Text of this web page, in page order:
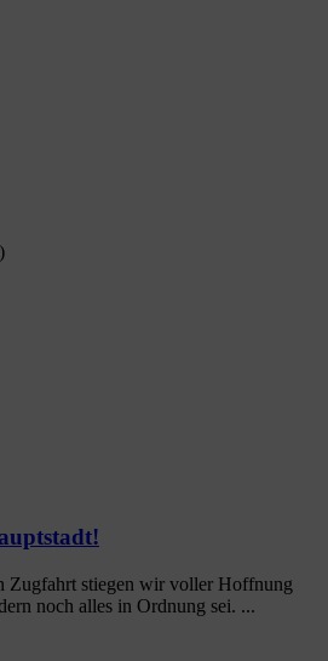
Zugfahrt stiegen wir voller Hoffnung
noch alles in Ordnung sei. ...